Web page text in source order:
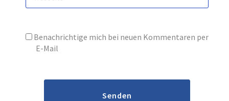
Benachrichtige mich bei neuen Kommentaren per
E-Mail
Senden